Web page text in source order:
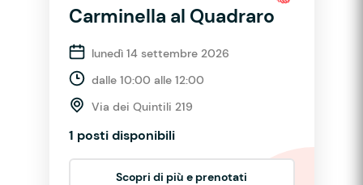
Carminella al Quadraro
lunedì 14 settembre 2026
dalle 10:00 alle 12:00
Via dei Quintili 219
1 posti disponibili
Scopri di più e prenotati